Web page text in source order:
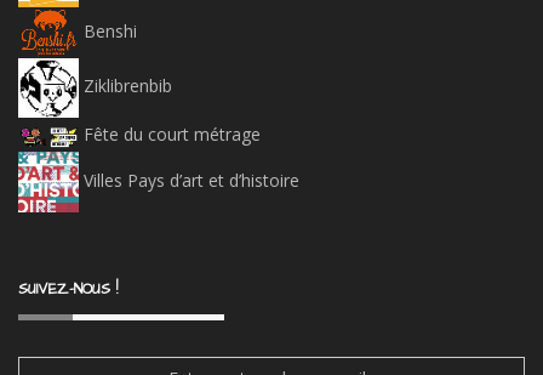
Benshi
Ziklibrenbib
Fête du court métrage
Villes Pays d’art et d’histoire
SUIVEZ-NOUS !